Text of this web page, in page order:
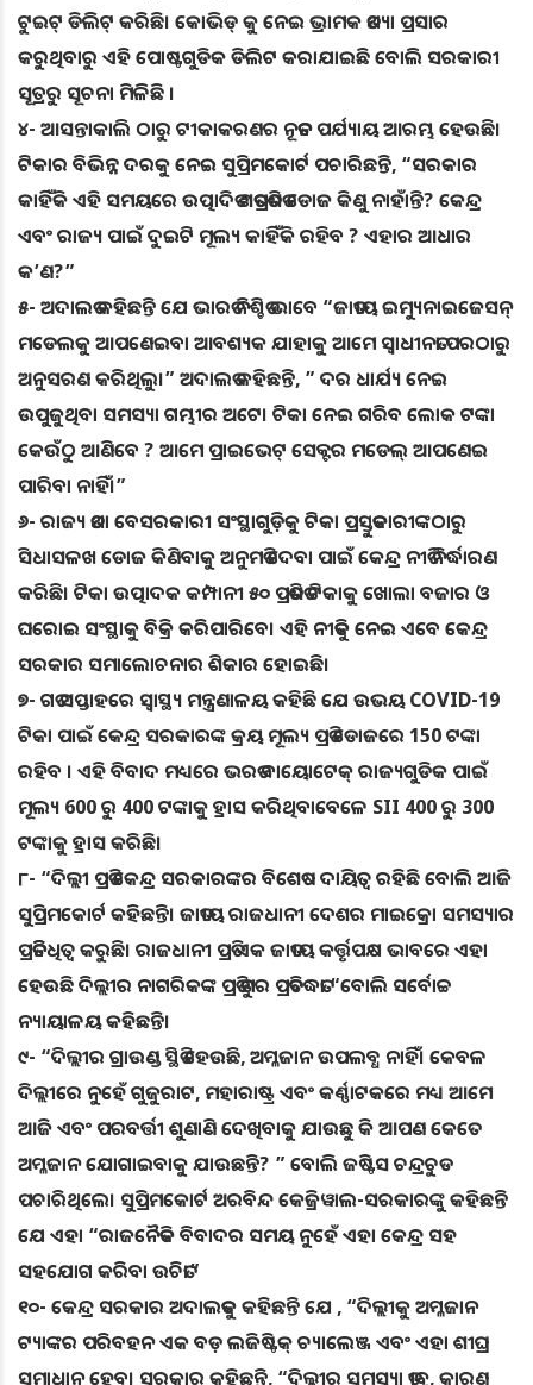
ଟୁଇଟ୍ ଡିଲିଟ୍ କରିଛି। କୋଭିଡ୍ କୁ ନେଇ ଭ୍ରାମକ ତଥ୍ୟା ପ୍ରସାର
କରୁଥିବାରୁ ଏହି ପୋଷ୍ଟଗୁଡିକ ଡିଲିଟ କରାଯାଇଛି ବୋଲି ସରକାରୀ
ସୂତ୍ରରୁ ସୂଚନା ମିଳିଛି ।
୪- ଆସନ୍ତାକାଲି ଠାରୁ ଟୀକାକରଣର ନୂତନ ପର୍ଯ୍ୟାୟ ଆରମ୍ଭ ହେଉଛି।
ଟିକାର ବିଭିନ୍ନ ଦରକୁ ନେଇ ସୁପ୍ରିମକୋର୍ଟ ପଚାରିଛନ୍ତି, “ସରକାର
କାହିଁକି ଏହି ସମୟରେ ଉତ୍ପାଦିତ ଶତପ୍ରତିଶତ ଡୋଜ କିଣୁ ନାହାଁନ୍ତି? କେନ୍ଦ୍ର
ଏବଂ ରାଜ୍ୟ ପାଇଁ ଦୁଇଟି ମୂଲ୍ୟ କାହିଁକି ରହିବ ? ଏହାର ଆଧାର
କ’ଣ?”
୫- ଅଦାଲତ କହିଛନ୍ତି ଯେ ଭାରତ ନିଶ୍ଚିତ ଭାବେ “ଜାତୀୟ ଇମ୍ୟୁନାଇଜେସନ୍
ମଡେଲକୁ ଆପଣେଇବା ଆବଶ୍ୟକ ଯାହାକୁ ଆମେ ସ୍ୱାଧୀନତା ପରଠାରୁ
ଅନୁସରଣ କରିଥିଲୁ।” ଅଦାଲତ କହିଛନ୍ତି, ” ଦର ଧାର୍ଯ୍ୟ ନେଇ
ଉପୁଜୁଥିବା ସମସ୍ୟା ଗମ୍ଭୀର ଅଟେ। ଟିକା ନେଇ ଗରିବ ଲୋକ ଟଙ୍କା
କେଉଁଠୁ ଆଣିବେ ? ଆମେ ପ୍ରାଇଭେଟ୍ ସେକ୍ଟର ମଡେଲ୍ ଆପଣେଇ
ପାରିବା ନାହିଁ।”
୬- ରାଜ୍ୟ ତଥା ବେସରକାରୀ ସଂସ୍ଥାଗୁଡ଼ିକୁ ଟିକା ପ୍ରସ୍ତୁତକାରୀଙ୍କଠାରୁ
ସିଧାସଳଖ ଡୋଜ କିଣିବାକୁ ଅନୁମତି ଦେବା ପାଇଁ କେନ୍ଦ୍ର ନୀତି ନିର୍ଦ୍ଧାରଣ
କରିଛି। ଟିକା ଉତ୍ପାଦକ କମ୍ପାନୀ ୫୦ ପ୍ରତିଶତ ଟିକାକୁ ଖୋଲା ବଜାର ଓ
ଘରୋଇ ସଂସ୍ଥାକୁ ବିକ୍ରି କରିପାରିବେ। ଏହି ନୀତିକୁ ନେଇ ଏବେ କେନ୍ଦ୍ର
ସରକାର ସମାଲୋଚନାର ଶିକାର ହୋଇଛି।
୭- ଗତ ସପ୍ତାହରେ ସ୍ୱାସ୍ଥ୍ୟ ମନ୍ତ୍ରଣାଳୟ କହିଛି ଯେ ଉଭୟ COVID-19
ଟିକା ପାଇଁ କେନ୍ଦ୍ର ସରକାରଙ୍କ କ୍ରୟ ମୂଲ୍ୟ ପ୍ରତି ଡୋଜରେ 150 ଟଙ୍କା
ରହିବ । ଏହି ବିବାଦ ମଧ୍ୟରେ ଭରତ ବାୟୋଟେକ୍ ରାଜ୍ୟଗୁଡିକ ପାଇଁ
ମୂଲ୍ୟ 600 ରୁ 400 ଟଙ୍କାକୁ ହ୍ରାସ କରିଥିବାବେଳେ SII 400 ରୁ 300
ଟଙ୍କାକୁ ହ୍ରାସ କରିଛି।
୮- “ଦିଲ୍ଲୀ ପ୍ରତି କେନ୍ଦ୍ର ସରକାରଙ୍କର ବିଶେଷ ଦାୟିତ୍ୱ ରହିଛି ବୋଲି ଆଜି
ସୁପ୍ରିମକୋର୍ଟ କହିଛନ୍ତି। ଜାତୀୟ ରାଜଧାନୀ ଦେଶର ମାଇକ୍ରୋ ସମସ୍ୟାର
ପ୍ରତିନିଧିତ୍ୱ କରୁଛି। ରାଜଧାନୀ ପ୍ରତି ଏକ ଜାତୀୟ କର୍ତ୍ତୃପକ୍ଷ ଭାବରେ ଏହା
ହେଉଛି ଦିଲ୍ଲୀର ନାଗରିକଙ୍କ ପ୍ରତି ତୁମର ପ୍ରତିବଦ୍ଧତା “ବୋଲି ସର୍ବୋଚ୍ଚ
ନ୍ୟାୟାଳୟ କହିଛନ୍ତି।
୯- “ଦିଲ୍ଲୀର ଗ୍ରାଉଣ୍ଡ ସ୍ଥିତି ହେଉଛି, ଅମ୍ଳଜାନ ଉପଲବ୍ଧ ନାହିଁ। କେବଳ
ଦିଲ୍ଲୀରେ ନୁହେଁ ଗୁଜୁରାଟ, ମହାରାଷ୍ଟ୍ର ଏବଂ କର୍ଣ୍ଣାଟକରେ ମଧ୍ୟ ଆମେ
ଆଜି ଏବଂ ପରବର୍ତ୍ତୀ ଶୁଣାଣି ଦେଖିବାକୁ ଯାଉଛୁ କି ଆପଣ କେତେ
ଅମ୍ଳଜାନ ଯୋଗାଇବାକୁ ଯାଉଛନ୍ତି? ” ବୋଲି ଜଷ୍ଟିସ ଚନ୍ଦ୍ରଚୁଡ
ପଚାରିଥିଲେ। ସୁପ୍ରିମକୋର୍ଟ ଅରବିନ୍ଦ କେଜ୍ରିୱାଲ-ସରକାରଙ୍କୁ କହିଛନ୍ତି
ଯେ ଏହା “ରାଜନୈତିକ ବିବାଦର ସମୟ ନୁହେଁ ଏହା କେନ୍ଦ୍ର ସହ
ସହଯୋଗ କରିବା ଉଚିତ।”
୧୦- କେନ୍ଦ୍ର ସରକାର ଅଦାଲତକୁ କହିଛନ୍ତି ଯେ , “ଦିଲ୍ଲୀକୁ ଅମ୍ଳଜାନ
ଟ୍ୟାଙ୍କର ପରିବହନ ଏକ ବଡ଼ ଲଜିଷ୍ଟିକ୍ ଚ୍ୟାଲେଞ୍ଜ ଏବଂ ଏହା ଶୀଘ୍ର
ସମାଧାନ ହେବ। ସରକାର କହିଛନ୍ତି, “ଦିଲ୍ଲୀର ସମସ୍ୟା ତୀବ୍ର, କାରଣ